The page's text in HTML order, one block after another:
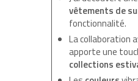
vêtements de
fonctionnalité.
La collaboration
apporte une
collections